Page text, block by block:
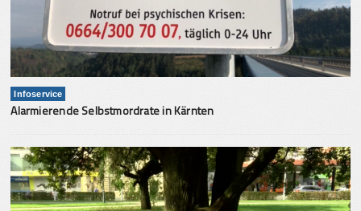
Infoservice
Alarmierende Selbstmordrate in Kärnten